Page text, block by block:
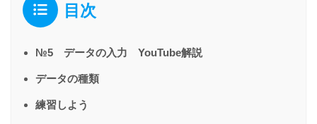
目次
№5 データの入力 YouTube解説
データの種類
練習しよう